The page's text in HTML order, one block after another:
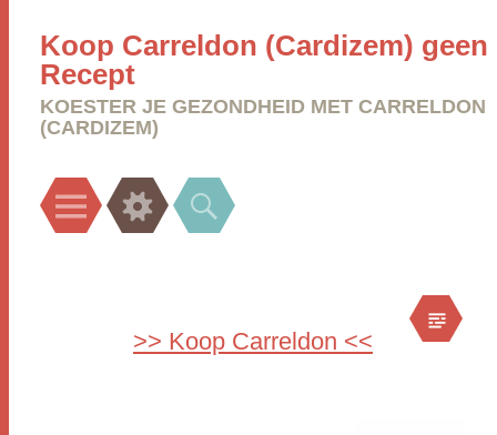
Koop Carreldon (Cardizem) geen
Recept
KOESTER JE GEZONDHEID MET CARRELDON
(CARDIZEM)
Menu Widgets Search
>> Koop Carreldon <<